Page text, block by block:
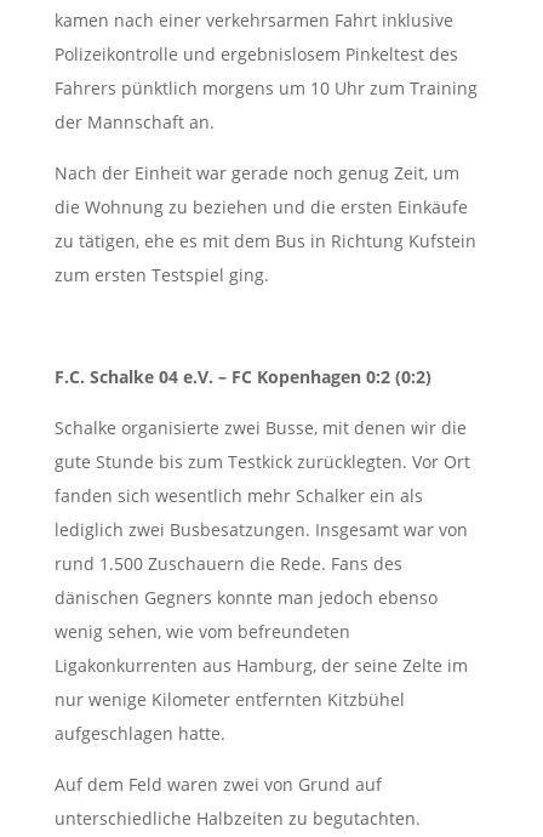
kamen nach einer verkehrsarmen Fahrt inklusive
Polizeikontrolle und ergebnislosem Pinkeltest des
Fahrers pünktlich morgens um 10 Uhr zum Training
der Mannschaft an.
Nach der Einheit war gerade noch genug Zeit, um
die Wohnung zu beziehen und die ersten Einkäufe
zu tätigen, ehe es mit dem Bus in Richtung Kufstein
zum ersten Testspiel ging.
F.C. Schalke 04 e.V. – FC Kopenhagen 0:2 (0:2)
Schalke organisierte zwei Busse, mit denen wir die
gute Stunde bis zum Testkick zurücklegten. Vor Ort
fanden sich wesentlich mehr Schalker ein als
lediglich zwei Busbesatzungen. Insgesamt war von
rund 1.500 Zuschauern die Rede. Fans des
dänischen Gegners konnte man jedoch ebenso
wenig sehen, wie vom befreundeten
Ligakonkurrenten aus Hamburg, der seine Zelte im
nur wenige Kilometer entfernten Kitzbühel
aufgeschlagen hatte.
Auf dem Feld waren zwei von Grund auf
unterschiedliche Halbzeiten zu begutachten.